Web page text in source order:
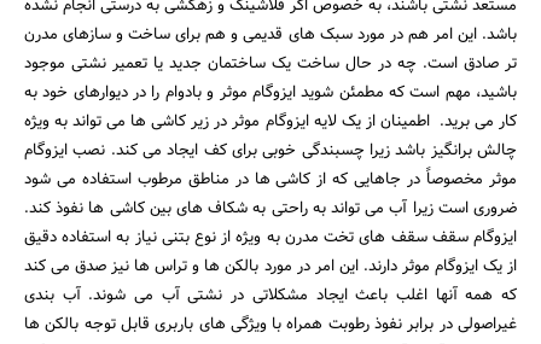
مستعد نشتی باشند، به خصوص اگر فلاشینگ و زهکشی به درستی انجام نشده
باشد. این امر هم در مورد سبک های قدیمی و هم برای ساخت و سازهای مدرن
تر صادق است. چه در حال ساخت یک ساختمان جدید یا تعمیر نشتی موجود
باشید، مهم است که مطمئن شوید ایزوگام موثر و بادوام را در دیوارهای خود به
کار می برید. اطمینان از یک لایه ایزوگام موثر در زیر کاشی ها می تواند به ویژه
چالش برانگیز باشد زیرا چسبندگی خوبی برای کف ایجاد می کند. نصب ایزوگام
موثر مخصوصاً در جاهایی که از کاشی ها در مناطق مرطوب استفاده می شود
ضروری است زیرا آب می تواند به راحتی به شکاف های بین کاشی ها نفوذ کند.
ایزوگام سقف سقف های تخت مدرن به ویژه از نوع بتنی نیاز به استفاده دقیق
از یک ایزوگام موثر دارند. این امر در مورد بالکن ها و تراس ها نیز صدق می کند
که همه آنها اغلب باعث ایجاد مشکلاتی در نشتی آب می شوند. آب بندی
غیراصولی در برابر نفوذ رطوبت همراه با ویژگی های باربری قابل توجه بالکن ها